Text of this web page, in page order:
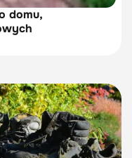
domu,